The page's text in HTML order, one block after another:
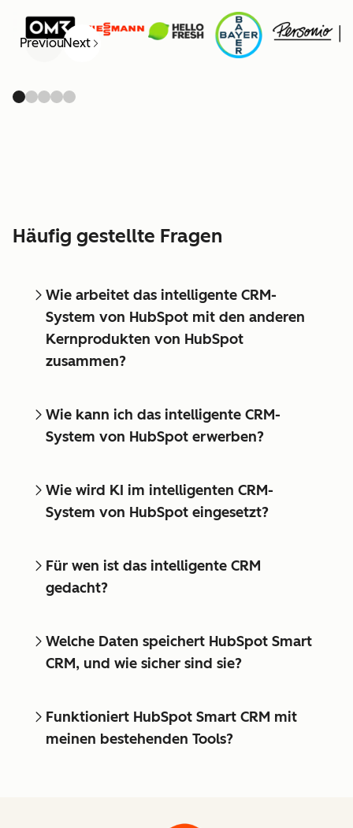
PreviousNext
Häufig gestellte Fragen
Wie arbeitet das intelligente CRM-
System von HubSpot mit den anderen
Kernprodukten von HubSpot
zusammen?
Wie kann ich das intelligente CRM-
System von HubSpot erwerben?
Wie wird KI im intelligenten CRM-
System von HubSpot eingesetzt?
Für wen ist das intelligente CRM
gedacht?
Welche Daten speichert HubSpot Smart
CRM, und wie sicher sind sie?
Funktioniert HubSpot Smart CRM mit
meinen bestehenden Tools?